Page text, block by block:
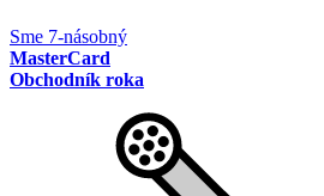
Sme 7-násobný
MasterCard
Obchodník roka